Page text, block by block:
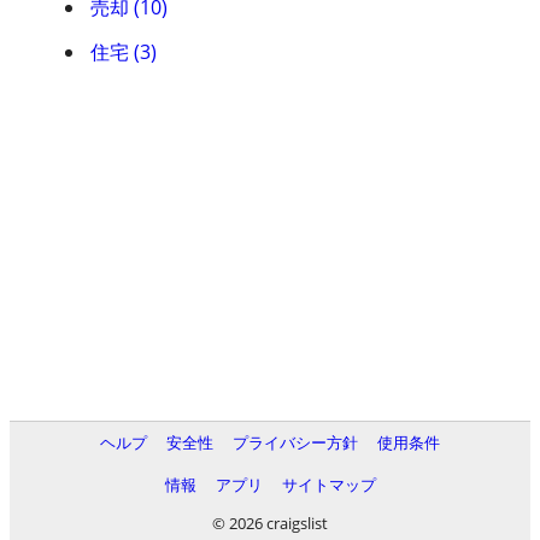
売却 (10)
住宅 (3)
ヘルプ 安全性 プライバシー方針
使用条件
情報
アプリ
サイトマップ
© 2026 craigslist